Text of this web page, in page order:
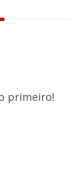
primeiro!